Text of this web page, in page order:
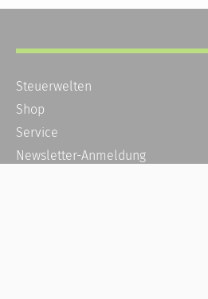
Steuerwelten
Shop
Service
Newsletter-Anmeldung